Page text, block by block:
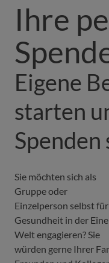
Ihre
Eigene
starten
Spenden
Sie möchten sich als
Gruppe oder
Einzelperson selbst für
Gesundheit in der
Welt engagieren? Sie
würden gerne Ihrer